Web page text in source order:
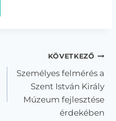
KÖVETKEZŐ
Személyes felmérés a
Szent István Király
Múzeum fejlesztése
érdekében